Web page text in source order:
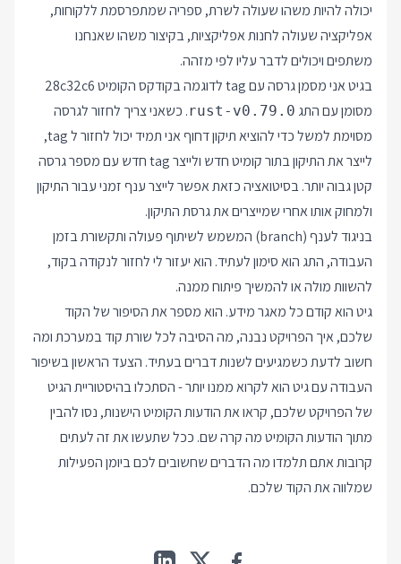
יכולה להיות משהו שעולה לשרת, ספריה שמתפרסמת ללקוחות,
אפליקציה שעולה לחנות אפליקציות, בקיצור משהו שאנחנו
משתפים ויכולים לדבר עליו לפי מזהה.
בגיט אני מסמן גרסה עם tag לדוגמה בקודקס הקומיט 28c32c6
מסומן עם התג rust-v0.79.0. כשאני צריך לחזור לגרסה
מסוימת למשל כדי להוציא תיקון דחוף אני תמיד יכול לחזור ל tag,
לייצר את התיקון בתור קומיט חדש ולייצר tag חדש עם מספר גרסה
קטן גבוה יותר. בסיטואציה כזאת אפשר לייצר ענף זמני עבור התיקון
ולמחוק אותו אחרי שמייצרים את גרסת התיקון.
בניגוד לענף (branch) המשמש לשיתוף פעולה ותקשורת בזמן
העבודה, התג הוא סימון לעתיד. הוא יעזור לי לחזור לנקודה בקוד,
להשוות מולה או להמשיך פיתוח ממנה.
גיט הוא קודם כל מאגר מידע. הוא מספר את הסיפור של הקוד
שלכם, איך הפרויקט נבנה, מה הסיבה לכל שורת קוד במערכת ומה
חשוב לדעת כשמגיעים לשנות דברים בעתיד. הצעד הראשון בשיפור
העבודה עם גיט הוא לקרוא ממנו יותר - הסתכלו בהיסטוריית הגיט
של הפרויקט שלכם, קראו את הודעות הקומיט הישנות, נסו להבין
מתוך הודעות הקומיט מה קרה שם. ככל שתעשו את זה לעתים
קרובות אתם תלמדו מה הדברים שחשובים לכם ביומן הפעילות
שמלווה את הקוד שלכם.